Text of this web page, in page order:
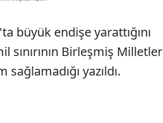
büyük endişe yarattığını
sınırının Birleşmiş Milletler
yazıldı.